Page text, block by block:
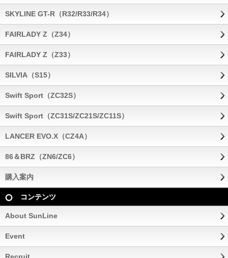
SKYLINE GT-R（R32/R33/R34）
FAIRLADY Z（Z34）
FAIRLADY Z（Z33）
SILVIA（S15）
Swift Sport（ZC32S）
Swift Sport（ZC31S/ZC21S/ZC11S）
LANCER EVO.X（CZ4A）
86＆BRZ（ZN6/ZC6）
購入案内
コンテンツ
About SunLine
Event